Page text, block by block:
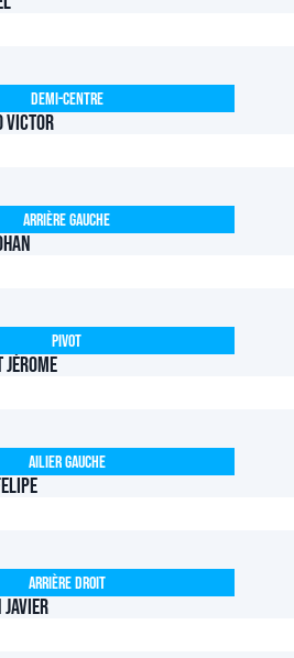
Victor
Demi-centre
Arrière Gauche
Jérome
Pivot
Ailier Gauche
Javier
Arrière Droit